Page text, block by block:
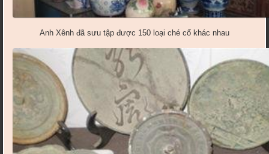
Anh Xênh đã sưu tập được 150 loại ché cổ khác nhau